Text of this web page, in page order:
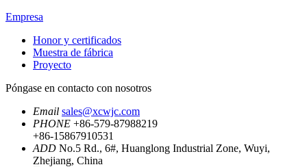
Empresa
Honor y certificados
Muestra de fábrica
Proyecto
Póngase en contacto con nosotros
Email sales@xcwjc.com
PHONE +86-579-87988219
+86-15867910531
ADD No.5 Rd., 6#, Huanglong Industrial Zone, Wuyi,
Zhejiang, China